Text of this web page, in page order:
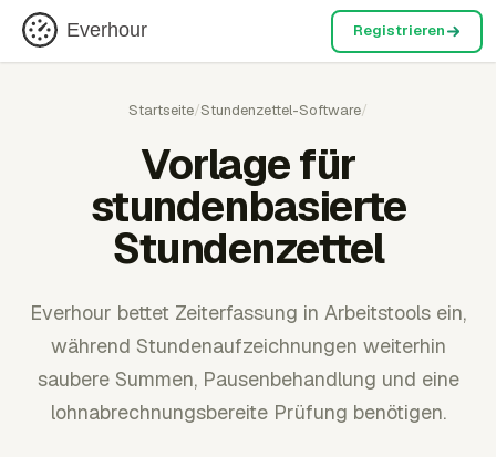
Everhour Registrieren
Startseite/Stundenzettel-Software/
Vorlage für
stundenbasierte
Stundenzettel
Everhour bettet Zeiterfassung in Arbeitstools ein,
während Stundenaufzeichnungen weiterhin
saubere Summen, Pausenbehandlung und eine
lohnabrechnungsbereite Prüfung benötigen.